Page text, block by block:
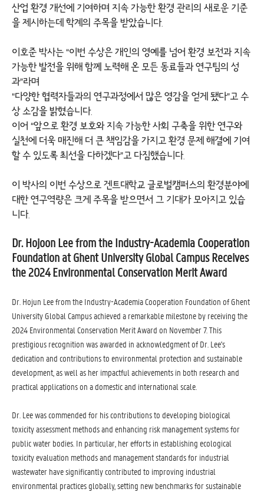
산업 환경 개선에 기여하며 지속 가능한 환경 관리의 새로운 기준
을 제시하는데 학계의 주목을 받았습니다.
이호준 박사는 “이번 수상은 개인의 영예를 넘어 환경 보전과 지속
가능한 발전을 위해 함께 노력해 온 모든 동료들과 연구팀의 성
과”라며
“다양한 협력자들과의 연구과정에서 많은 영감을 얻게 됐다”고 수
상 소감을 밝혔습니다.
이어 “앞으로 환경 보호와 지속 가능한 사회 구축을 위한 연구와
실천에 더욱 매진해 더 큰 책임감을 가지고 환경 문제 해결에 기여
할 수 있도록 최선을 다하겠다”고 다짐했습니다.
이 박사의 이번 수상으로 겐트대학교 글로벌캠퍼스의 환경분야에
대한 연구역량은 크게 주목을 받으면서 그 기대가 모아지고 있습
니다.
Dr. Hojoon Lee from the Industry-Academia Cooperation
Foundation at Ghent University Global Campus Receives
the 2024 Environmental Conservation Merit Award
Dr. Hojun Lee from the Industry-Academia Cooperation Foundation of Ghent
University Global Campus achieved a remarkable milestone by receiving the
2024 Environmental Conservation Merit Award on November 7. This
prestigious recognition was awarded in acknowledgment of Dr. Lee's
dedication and contributions to environmental protection and sustainable
development, as well as her impactful achievements in both research and
practical applications on a domestic and international scale.
Dr. Lee was commended for his contributions to developing biological
toxicity assessment methods and enhancing risk management systems for
public water bodies. In particular, her efforts in establishing ecological
toxicity evaluation methods and management standards for industrial
wastewater have significantly contributed to improving industrial
environmental practices globally, setting new benchmarks for sustainable